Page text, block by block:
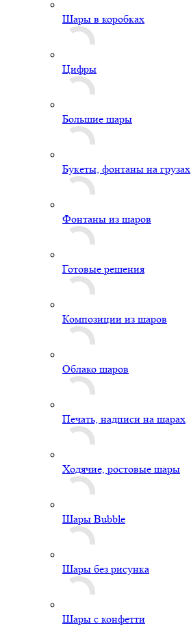
Шары в коробках
Цифры
Большие шары
Букеты, фонтаны на грузах
Фонтаны из шаров
Готовые решения
Композиции из шаров
Облако шаров
Печать, надписи на шарах
Ходячие, ростовые шары
Шары Bubble
Шары без рисунка
Шары с конфетти